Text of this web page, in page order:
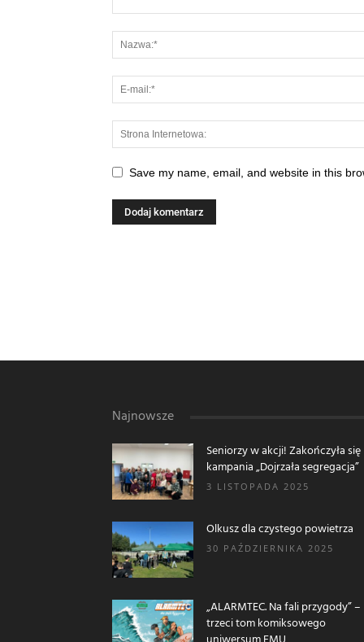
Save my name, email, and website in this
Najnowsze
Seniorzy w akcji! Zakończyła się
kampania „Dojrzała segregacja”
3 LISTOPADA 2025
Olkusz dla czystego powietrza
30 PAŹDZIERNIKA 2025
„ALARMTEC. Na fali przygody” –
trzeci tom komiksowego